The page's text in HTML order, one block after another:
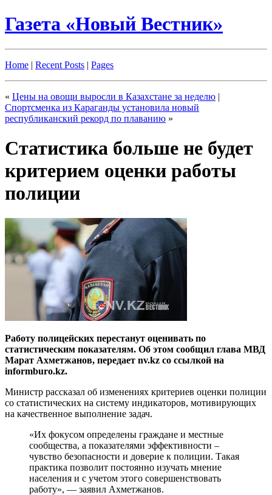
Газета «Новый Вестник»
Home | Recent Posts | Pages
« Цены на овощи выросли в Казахстане за неделю |
Спортсменка из Караганды установила новый
республиканский рекорд по плаванию »
Статистика больше не будет
критерием оценки работы
полиции
Работу полицейских перестанут оценивать по
статистическим показателям. Об этом сообщил глава МВД
Марат Ахметжанов, передает nv.kz со ссылкой на
informburo.kz.
Министр рассказал об изменениях критериев оценки полиции
со статистических на систему индикаторов, мотивирующих
на качественное выполнение задач.
«Их фокусом определены граждане и местные
сообщества, а показателями эффективности –
чувство безопасности и доверие к полиции. Такая
практика позволит постоянно изучать мнение
населения и с учетом этого совершенствовать
работу», — заявил Ахметжанов.